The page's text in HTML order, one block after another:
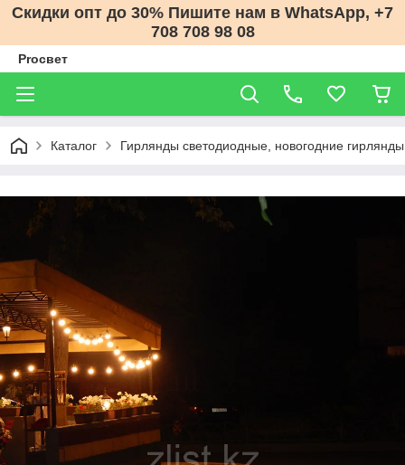
Скидки опт до 30% Пишите нам в WhatsApp, +7
708 708 98 08
Proсвет
Каталог Гирлянды светодиодные, новогодние